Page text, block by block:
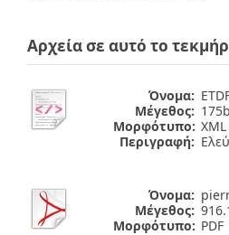
Αρχεία σε αυτό το
Όνομα:
Μέγεθος:
Μορφότυπο: XML
Περιγραφή:
Όνομα:
Μέγεθος:
Μορφότυπο: PDF